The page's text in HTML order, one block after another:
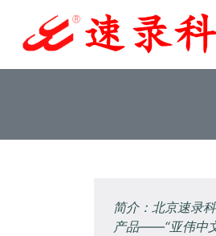
简介：北京速录
产品——“亚伟中